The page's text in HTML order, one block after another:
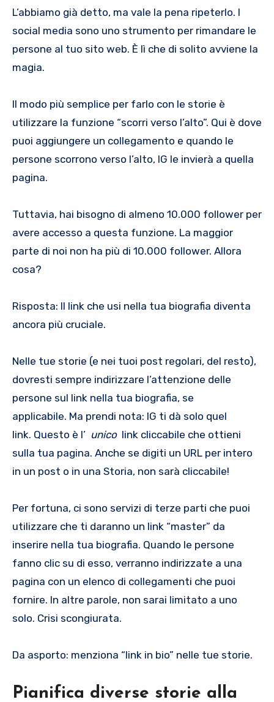
L’abbiamo già detto, ma vale la pena ripeterlo. I
social media sono uno strumento per rimandare le
persone al tuo sito web. È lì che di solito avviene la
magia.
Il modo più semplice per farlo con le storie è
utilizzare la funzione “scorri verso l’alto”. Qui è dove
puoi aggiungere un collegamento e quando le
persone scorrono verso l’alto, IG le invierà a quella
pagina.
Tuttavia, hai bisogno di almeno 10.000 follower per
avere accesso a questa funzione. La maggior
parte di noi non ha più di 10.000 follower. Allora
cosa?
Risposta: Il link che usi nella tua biografia diventa
ancora più cruciale.
Nelle tue storie (e nei tuoi post regolari, del resto),
dovresti sempre indirizzare l’attenzione delle
persone sul link nella tua biografia, se
applicabile. Ma prendi nota: IG ti dà solo quel
link. Questo è l’ unico link cliccabile che ottieni
sulla tua pagina. Anche se digiti un URL per intero
in un post o in una Storia, non sarà cliccabile!
Per fortuna, ci sono servizi di terze parti che puoi
utilizzare che ti daranno un link “master” da
inserire nella tua biografia. Quando le persone
fanno clic su di esso, verranno indirizzate a una
pagina con un elenco di collegamenti che puoi
fornire. In altre parole, non sarai limitato a uno
solo. Crisi scongiurata.
Da asporto: menziona “link in bio” nelle tue storie.
Pianifica diverse storie alla